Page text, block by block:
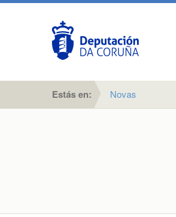
Estás en: Novas